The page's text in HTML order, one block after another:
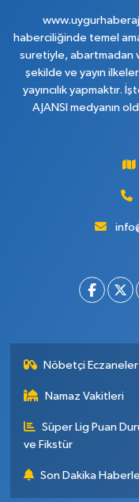
haberciliğinde temel
suretiyle, abartmadan
şekilde ve yayın
yayıncılık yapmaktır.
AJANSI medyanın
Nöbetçi Eczaneler
Namaz Vakitleri
Süper Lig Puan
ve Fikstür
Son Dakika